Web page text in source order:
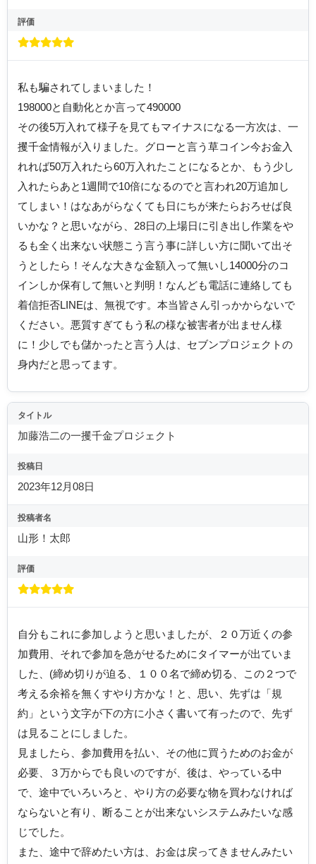
評価
私も騙されてしまいました！
198000と自動化とか言って490000
その後5万入れて様子を見てもマイナスになる一方次は、一
攫千金情報が入りました。グローと言う草コイン今お金入
れれば50万入れたら60万入れたことになるとか、もう少し
入れたらあと1週間で10倍になるのでと言われ20万追加し
てしまい！はなあがらなくても日にちが来たらおろせば良
いかな？と思いながら、28日の上場日に引き出し作業をや
るも全く出来ない状態こう言う事に詳しい方に聞いて出そ
うとしたら！そんな大きな金額入って無いし14000分のコ
インしか保有して無いと判明！なんども電話に連絡しても
着信拒否LINEは、無視です。本当皆さん引っかからないで
ください。悪質すぎてもう私の様な被害者が出ません様
に！少しでも儲かったと言う人は、セブンプロジェクトの
身内だと思ってます。
タイトル
加藤浩二の一攫千金プロジェクト
投稿日
2023年12月08日
投稿者名
山形！太郎
評価
自分もこれに参加しようと思いましたが、２０万近くの参
加費用、それで参加を急がせるためにタイマーが出ていま
した、(締め切りが迫る、１００名で締め切る、この２つで
考える余裕を無くすやり方かな！と、思い、先ずは「規
約」という文字が下の方に小さく書いて有ったので、先ず
は見ることにしました。
見ましたら、参加費用を払い、その他に買うためのお金が
必要、３万からでも良いのですが、後は、やっている中
で、途中でいろいろと、やり方の必要な物を買わなければ
ならないと有り、断ることが出来ないシステムみたいな感
じでした。
また、途中で辞めたい方は、お金は戻ってきませんみたい